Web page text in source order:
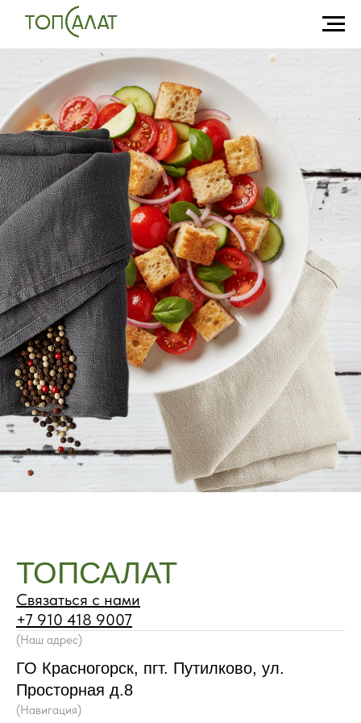
ТОПСАЛАТ
Связаться с нами
+7 910 418 9007
(Наш адрес)
ГО Красногорск, пгт. Путилково, ул.
Просторная д.8
(Навигация)